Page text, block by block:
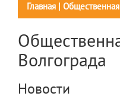
Главная |
Волгограда
Новости